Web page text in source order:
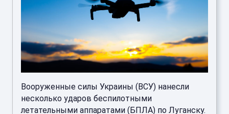
Вооруженные силы Украины (ВСУ) нанесли
несколько ударов беспилотными
летательными аппаратами (БПЛА) по Луганску.